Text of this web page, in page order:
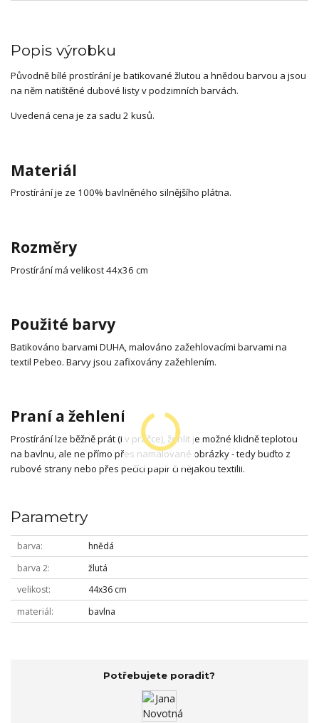
Popis výrobku
Původně bílé prostírání je batikované žlutou a hnědou barvou a jsou
na něm natištěné dubové listy v podzimních barvách.
Uvedená cena je za sadu 2 kusů.
Materiál
Prostírání je ze 100% bavlněného silnějšího plátna.
Rozměry
Prostírání má velikost 44x36 cm
Použité barvy
Batikováno barvami DUHA, malováno zažehlovacími barvami na
textil Pebeo. Barvy jsou zafixovány zažehlením.
Praní a žehlení
Prostírání lze běžně prát (i v pračce), žehlit je možné klidně teplotou
na bavlnu, ale ne přímo přes namalované obrázky - tedy buďto z
rubové strany nebo přes pečící papír či nějakou textilii.
Parametry
barva
hnědá
barva 2
žlutá
velikost
44x36 cm
materiál
bavlna
Potřebujete poradit?